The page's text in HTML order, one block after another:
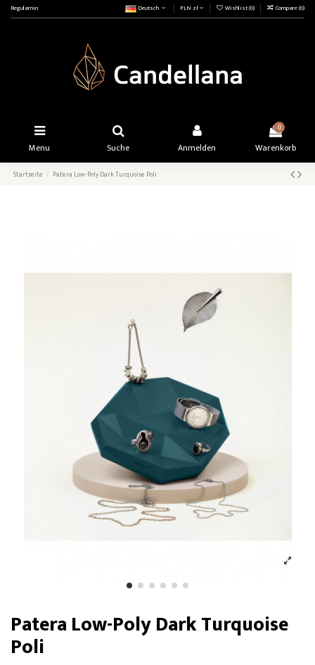
Regulamin Deutsch PLN zł Wishlist (0) Compare (0)
Menu Suche Anmelden
0
Warenkorb
Startseite Patera Low-Poly Dark Turquoise Poli
Patera Low-Poly Dark Turquoise
Poli